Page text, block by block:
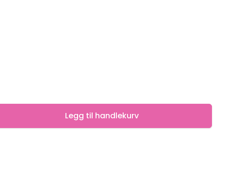
Legg til handlekurv